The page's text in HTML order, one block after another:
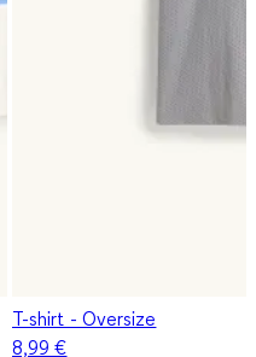
T-shirt - Oversize
8,99 €